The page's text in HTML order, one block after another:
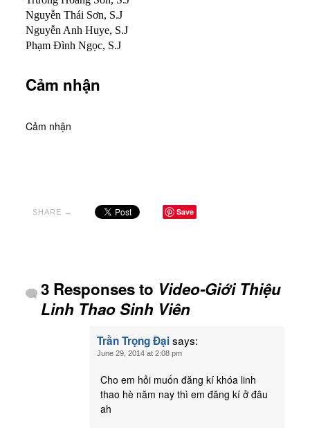
Nguyễn Thái Sơn, S.J
Nguyễn Anh Huye, S.J
Phạm Đình Ngọc, S.J
Cảm nhận
Cảm nhận
SHARE → Save
3 Responses to Video-Giới Thiệu
Linh Thao Sinh Viên
Trần Trọng Đạisays:
June 29, 2014 at 2:08 pm
Cho em hỏi muốn đăng kí khóa linh
thao hè năm nay thì em đăng kí ở đâu
ah